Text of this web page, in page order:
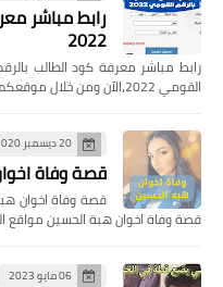
رابط مباشر
2022
القومي 2022،الآن ومن خلال موقعكم قلب الحدث يم…
20 ديسمبر 2020
قصة وفاة
قصة وفاة اخوان
قصة وفاة اخوان هبة الحسين مواقع
06 مايو 2023